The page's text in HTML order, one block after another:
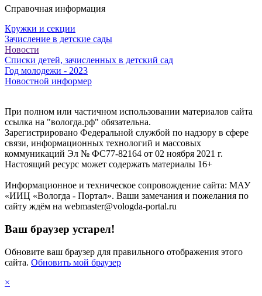
Справочная информация
Кружки и секции
Зачисление в детские сады
Новости
Списки детей, зачисленных в детский сад
Год молодежи - 2023
Новостной информер
При полном или частичном использовании материалов сайта
ссылка на "вологда.рф" обязательна.
Зарегистрировано Федеральной службой по надзору в сфере
связи, информационных технологий и массовых
коммуникаций Эл № ФС77-82164 от 02 ноября 2021 г.
Настоящий ресурс может содержать материалы 16+
Информационное и техническое сопровождение сайта: МАУ
«ИИЦ «Вологда - Портал». Ваши замечания и пожелания по
сайту ждём на webmaster@vologda-portal.ru
Ваш браузер устарел!
Обновите ваш браузер для правильного отображения этого
сайта. Обновить мой браузер
×